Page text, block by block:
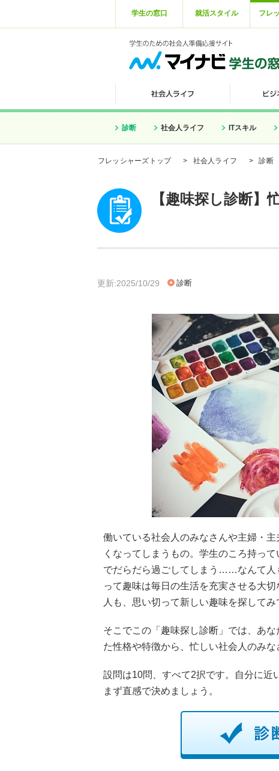
学生の窓口 就活スタイル フレ
診断 社会人ライフ ITスキル
フレッシャーズトップ > 社会人ライフ > 診断
【趣味探し診断】
更新:2025/10/29 診断
働いている社会人のみなさんや主婦・
くなってしまうもの。学生のころ持っ
でだらだら過ごしてしまう……なんて人
って趣味は毎日の生活を充実させる大
人も、思い切って新しい趣味を探してみ
そこでこの「趣味探し診断」では、あ
た性格や特徴から、忙しい社会人のみな
設問は10問、すべて2択です。自分に近
まず直感で決めましょう。